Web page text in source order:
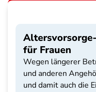
für Frauen
Wegen längerer
und anderen
und damit auch die